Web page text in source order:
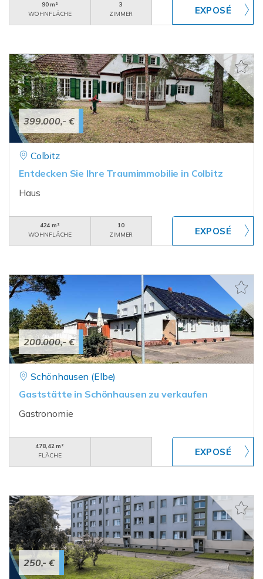
90 m²
WOHNFLÄCHE
3
ZIMMER
399.000,- €
Colbitz
Entdecken Sie Ihre Traumimmobilie in Colbitz
Haus
424 m²
WOHNFLÄCHE
10
ZIMMER
200.000,- €
Schönhausen (Elbe)
Gaststätte in Schönhausen zu verkaufen
Gastronomie
478,42 m²
FLÄCHE
250,- €